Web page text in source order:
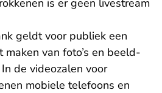
is er geen livestream
geldt voor publiek een
van foto’s en beeld-
de videozalen voor
mobiele telefoons en